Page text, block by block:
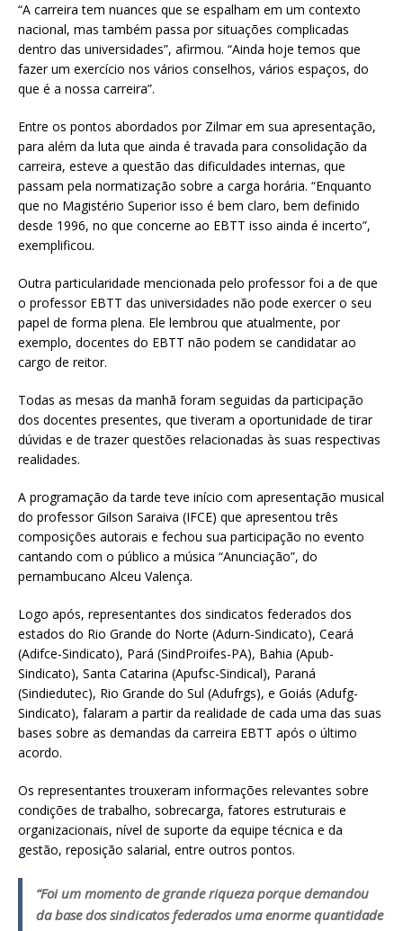
“A carreira tem nuances que se espalham em um contexto
nacional, mas também passa por situações complicadas
dentro das universidades”, afirmou. “Ainda hoje temos que
fazer um exercício nos vários conselhos, vários espaços, do
que é a nossa carreira”.
Entre os pontos abordados por Zilmar em sua apresentação,
para além da luta que ainda é travada para consolidação da
carreira, esteve a questão das dificuldades internas, que
passam pela normatização sobre a carga horária. “Enquanto
que no Magistério Superior isso é bem claro, bem definido
desde 1996, no que concerne ao EBTT isso ainda é incerto”,
exemplificou.
Outra particularidade mencionada pelo professor foi a de que
o professor EBTT das universidades não pode exercer o seu
papel de forma plena. Ele lembrou que atualmente, por
exemplo, docentes do EBTT não podem se candidatar ao
cargo de reitor.
Todas as mesas da manhã foram seguidas da participação
dos docentes presentes, que tiveram a oportunidade de tirar
dúvidas e de trazer questões relacionadas às suas respectivas
realidades.
A programação da tarde teve início com apresentação musical
do professor Gilson Saraiva (IFCE) que apresentou três
composições autorais e fechou sua participação no evento
cantando com o público a música “Anunciação”, do
pernambucano Alceu Valença.
Logo após, representantes dos sindicatos federados dos
estados do Rio Grande do Norte (Adurn-Sindicato), Ceará
(Adifce-Sindicato), Pará (SindProifes-PA), Bahia (Apub-
Sindicato), Santa Catarina (Apufsc-Sindical), Paraná
(Sindiedutec), Rio Grande do Sul (Adufrgs), e Goiás (Adufg-
Sindicato), falaram a partir da realidade de cada uma das suas
bases sobre as demandas da carreira EBTT após o último
acordo.
Os representantes trouxeram informações relevantes sobre
condições de trabalho, sobrecarga, fatores estruturais e
organizacionais, nível de suporte da equipe técnica e da
gestão, reposição salarial, entre outros pontos.
“Foi um momento de grande riqueza porque demandou
da base dos sindicatos federados uma enorme quantidade